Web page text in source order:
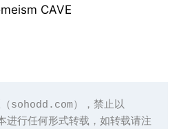
CAVE
（sohodd.com），禁止以
进行任何形式转载，如转载请注